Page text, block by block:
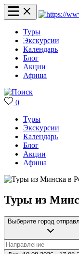
Туры
Экскурсии
Календарь
Блог
Акции
Афиша
0
Туры
Экскурсии
Календарь
Блог
Акции
Афиша
Туры из
Выберите город